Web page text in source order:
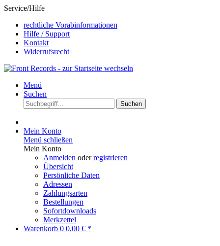
Service/Hilfe
rechtliche Vorabinformationen
Hilfe / Support
Kontakt
Widerrufsrecht
Menü
Suchen
Suchen
Mein Konto
Menü schließen
Mein Konto
Anmelden oderregistrieren
Übersicht
Persönliche Daten
Adressen
Zahlungsarten
Bestellungen
Sofortdownloads
Merkzettel
Warenkorb 0 0,00 € *